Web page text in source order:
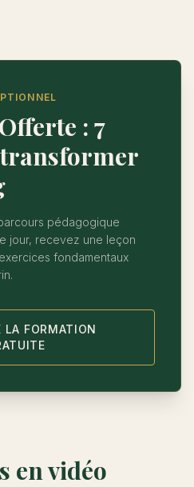
: 7
pédagogique
jour, recevez une leçon
fondamentaux
LA FORMATION
en vidéo